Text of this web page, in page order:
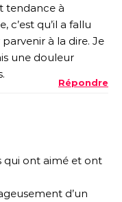
tendance à
c’est qu’il a fallu
à la dire. Je
une douleur
Répondre
qui ont aimé et ont
d’un